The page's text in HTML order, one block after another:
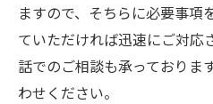
ますので、そちらに必要事項
ていただければ迅速にご対応
話でのご相談も承っておりま
わせください。